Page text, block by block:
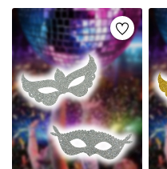
Parti Maskeleri – Eğlenceli ve
Parti maskeleri, doğum günü,
balolar gibi etkinliklerde popüler
maskeleri,simli maskelerve
renk katar. Ayrıca,Cadılar
de sıkça tercih edilen seçenekler
yetişkinler hem de çocuklar için
Kaliteli malzemelerden üretilen
ve etkinliklerinizde dikkat çekici
olur.